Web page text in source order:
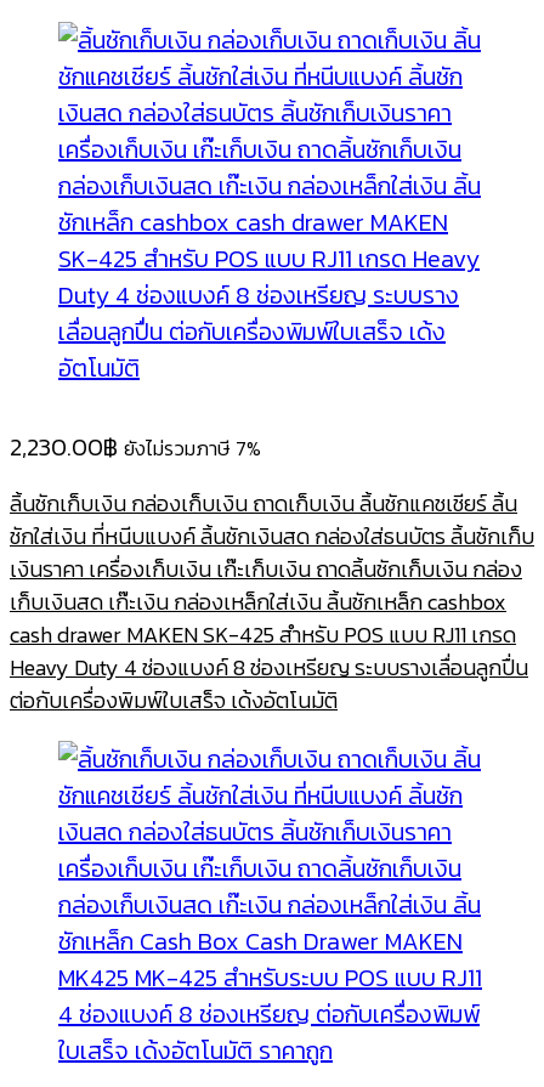
2,230.00฿ ยังไม่รวมภาษี 7%
ลิ้นชักเก็บเงิน กล่องเก็บเงิน ถาดเก็บเงิน ลิ้นชักแคชเชียร์ ลิ้น
ชักใส่เงิน ที่หนีบแบงค์ ลิ้นชักเงินสด กล่องใส่ธนบัตร ลิ้นชักเก็บ
เงินราคา เครื่องเก็บเงิน เก๊ะเก็บเงิน ถาดลิ้นชักเก็บเงิน กล่อง
เก็บเงินสด เก๊ะเงิน กล่องเหล็กใส่เงิน ลิ้นชักเหล็ก cashbox
cash drawer MAKEN SK-425 สำหรับ POS แบบ RJ11 เกรด
Heavy Duty 4 ช่องแบงค์ 8 ช่องเหรียญ ระบบรางเลื่อนลูกปื่น
ต่อกับเครื่องพิมพ์ใบเสร็จ เด้งอัตโนมัติ